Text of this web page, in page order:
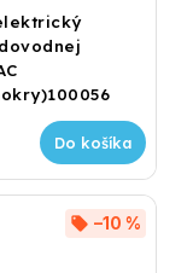
Do košíka
–10 %